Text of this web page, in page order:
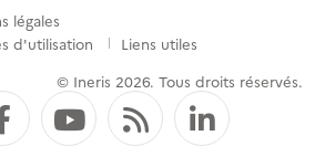
légales
d'utilisation
Liens utiles
© Ineris 2026. Tous droits réservés.
FacebookYouTube
Flux RSS